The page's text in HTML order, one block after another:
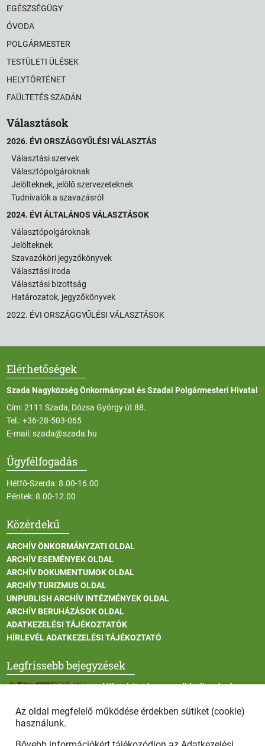
EGÉSZSÉGÜGY
ÓVODA
POLGÁRMESTER
TESTÜLETI ÜLÉSEK
HELYTÖRTÉNET
FAÜLTETÉS SZADÁN
Választások
2026. ÉVI ORSZÁGGYŰLÉSI VÁLASZTÁS
Választási szervek
Választópolgároknak
Jelölteknek, jelölő szervezeteknek
Tudnivalók a szavazásról
2024. ÉVI ÁLTALÁNOS VÁLASZTÁSOK
Választópolgároknak
Jelölteknek
Szavazóköri jegyzőkönyvek
Választási iroda
Választási bizottság
Határozatok, jegyzőkönyvek
2022. ÉVI ORSZÁGGYŰLÉSI VÁLASZTÁSOK
Elérhetőségek
Szada Nagyközség Önkormányzat és Szadai Polgármesteri Hivatal
Cím: 2111 Szada, Dózsa György út 88.
Tel.:+36-28-503-065
E-mail:szada@szada.hu
Ügyfélfogadás
Hétfő-Szerda: 8.00-16.00
Péntek: 8.00-12.00
Közérdekű
ARCHÍV ÖNKORMÁNYZATI OLDAL
ARCHÍV ESEMÉNYEK OLDAL
ARCHÍV DOKUMENTUMOK OLDAL
ARCHÍV TURIZMUS OLDAL
UNPUBLISH ARCHÍV INTÉZMÉNYEK OLDAL
ARCHÍV BERUHÁZÁSOK OLDAL
ADATKEZELÉSI TÁJÉKOZTATÓK
HÍRLEVÉL ADATKEZELÉSI TÁJÉKOZTATÓ
Legfrissebb bejegyzések
Vadállatok itatása a rendkívüli melegben
Az oldal megfelelő működése érdekben sütiket (cookie)
használunk.